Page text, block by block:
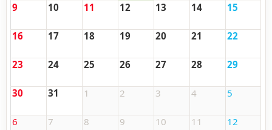
9 10 11 12 13 14 15
16 17 18 19 20 21 22
23 24 25 26 27 28 29
30 31 1 2 3 4 5
6 7 8 9 10 11 12